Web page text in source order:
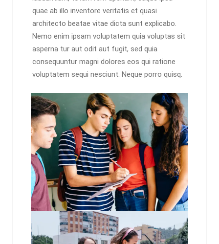
quae ab illo inventore veritatis et quasi
architecto beatae vitae dicta sunt explicabo.
Nemo enim ipsam voluptatem quia voluptas sit
asperna tur aut odit aut fugit, sed quia
consequuntur magni dolores eos qui ratione
voluptatem sequi nesciunt. Neque porro quisq.